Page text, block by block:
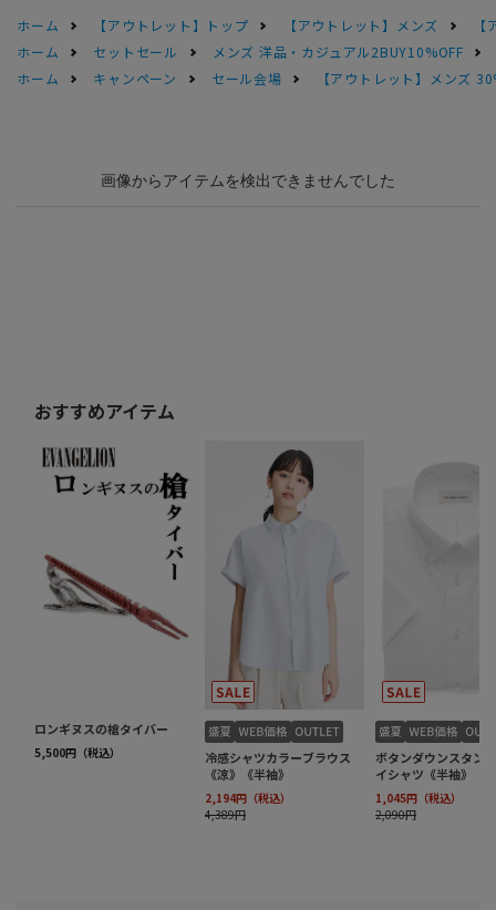
ホーム 【アウトレット】トップ 【アウトレット】メンズ
ホーム
セットセール
メンズ 洋品・カジュアル2BUY10%OFF
ホーム
キャンペーン セール会場 【アウトレット】メンズ